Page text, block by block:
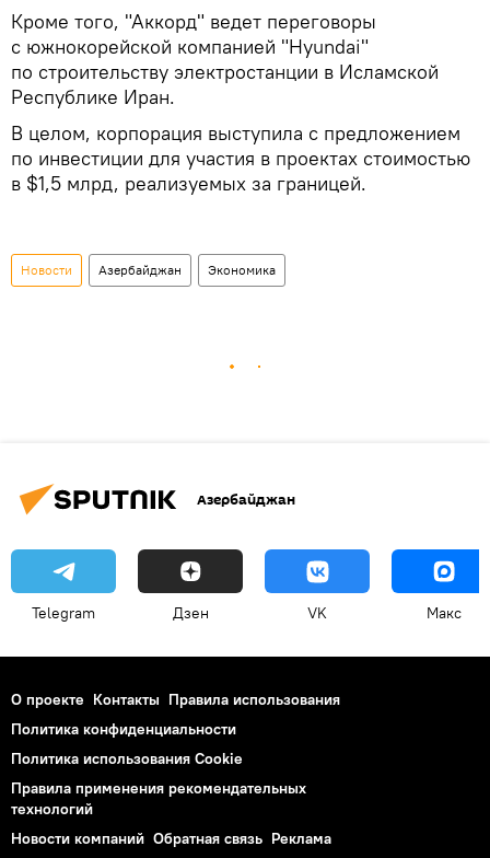
Кроме того, "Аккорд" ведет переговоры
с южнокорейской компанией "Hyundai"
по строительству электростанции в Исламской
Республике Иран.
В целом, корпорация выступила с предложением
по инвестиции для участия в проектах стоимостью
в $1,5 млрд, реализуемых за границей.
Новости Азербайджан Экономика
Азербайджан
Telegram Дзен VK Макс
О проекте Контакты Правила использования
Политика конфиденциальности
Политика использования Cookie
Правила применения рекомендательных
технологий
Новости компаний Обратная связь Реклама